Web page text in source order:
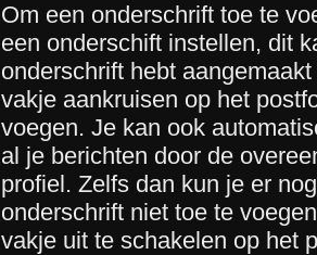
Om een onderschrift toe te
een onderschift instellen, dit
onderschrift hebt
vakje aankruisen op het
voegen. Je kan ook
al je berichten door de
profiel. Zelfs dan kun je er
onderschrift niet toe te
vakje uit te schakelen op het